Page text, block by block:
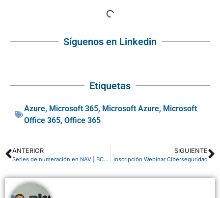
Síguenos en Linkedin
Etiquetas
Azure, Microsoft 365, Microsoft Azure, Microsoft
Office 365, Office 365
ANTERIOR
Series de numeración en NAV | BC. Anticípate al nuevo año
SIGUIENTE
Inscripción Webinar Ciberseguridad